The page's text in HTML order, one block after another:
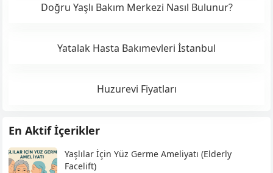
Doğru Yaşlı Bakım Merkezi Nasıl Bulunur?
Yatalak Hasta Bakımevleri İstanbul
Huzurevi Fiyatları
En Aktif İçerikler
Yaşlılar İçin Yüz Germe Ameliyatı (Elderly
Facelift)